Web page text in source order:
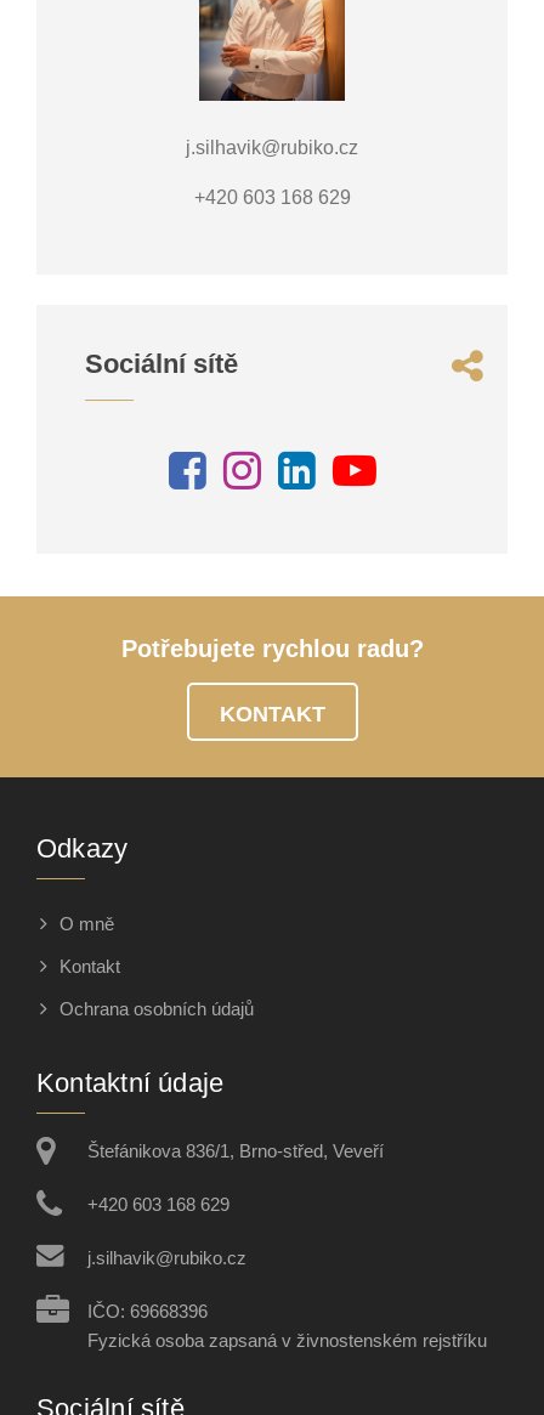
j.silhavik@rubiko.cz
+420 603 168 629
Sociální sítě
Potřebujete rychlou radu?
KONTAKT
Odkazy
O mně
Kontakt
Ochrana osobních údajů
Kontaktní údaje
Štefánikova 836/1, Brno-střed, Veveří
+420 603 168 629
j.silhavik@rubiko.cz
IČO: 69668396
Fyzická osoba zapsaná v živnostenském rejstříku
Sociální sítě